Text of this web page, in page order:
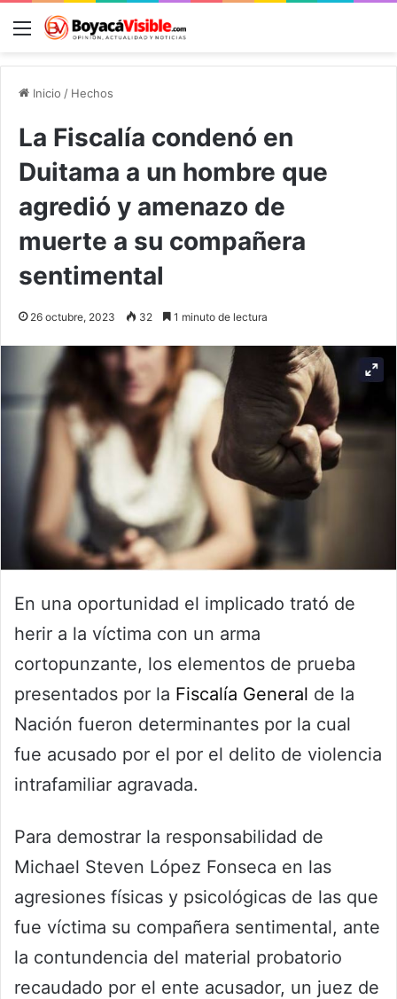
Menú
Inicio / Hechos
La Fiscalía condenó en
Duitama a un hombre que
agredió y amenazo de
muerte a su compañera
sentimental
26 octubre, 2023 32 1 minuto de lectura
En una oportunidad el implicado trató de
herir a la víctima con un arma
cortopunzante, los elementos de prueba
presentados por la Fiscalía General de la
Nación fueron determinantes por la cual
fue acusado por el por el delito de violencia
intrafamiliar agravada.
Para demostrar la responsabilidad de
Michael Steven López Fonseca en las
agresiones físicas y psicológicas de las que
fue víctima su compañera sentimental, ante
la contundencia del material probatorio
recaudado por el ente acusador, un juez de